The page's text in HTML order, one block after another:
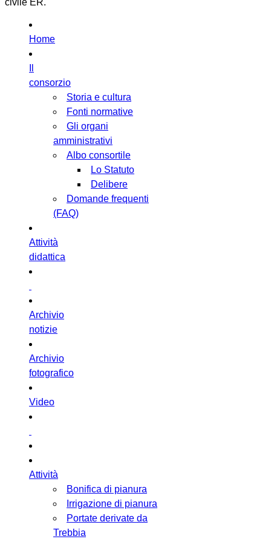
civile ER.
Home
consorzio
Storia e cultura
Fonti normative
Gli organi
amministrativi
Albo consortile
Lo Statuto
Delibere
Domande frequenti
(FAQ)
Attività
didattica
Archivio
notizie
Archivio
fotografico
Video
Attività
Bonifica di pianura
Irrigazione di pianura
Portate derivate da
Trebbia